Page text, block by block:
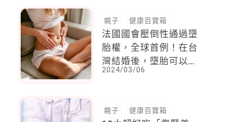
親子 健康百寶箱
法國國會壓倒性通過墮
胎權，全球首例！在台
灣結婚後，墮胎可以自
己決定嗎？
2024/03/06
親子 健康百寶箱